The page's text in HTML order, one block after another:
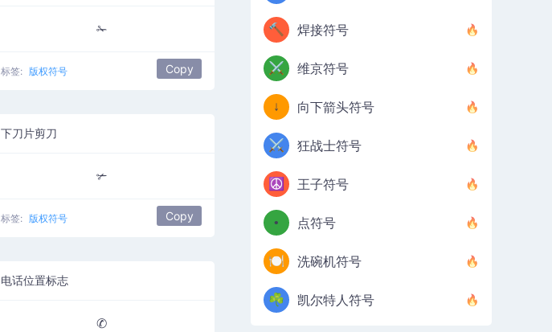
✁
标签: 版权符号 Copy
下刀片剪刀
✃
标签: 版权符号 Copy
电话位置标志
✆
🔨 焊接符号
⚔️ 维京符号
↓ 向下箭头符号
⚔️ 狂战士符号
☮️ 王子符号
• 点符号
🍽️ 洗碗机符号
☘️ 凯尔特人符号